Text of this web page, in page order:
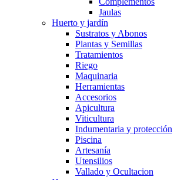
Jaulas
Huerto y jardín
Sustratos y Abonos
Plantas y Semillas
Tratamientos
Riego
Maquinaria
Herramientas
Accesorios
Apicultura
Viticultura
Indumentaria y protección
Piscina
Artesanía
Utensilios
Vallado y Ocultacion